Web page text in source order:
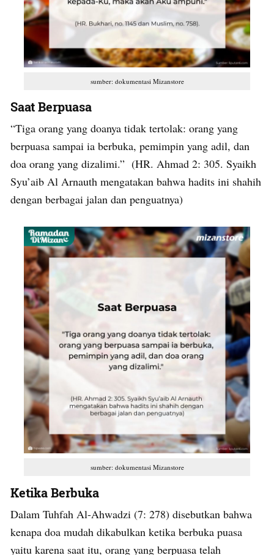
sumber: dokumentasi Mizanstore
Saat Berpuasa
“Tiga orang yang doanya tidak tertolak: orang yang
berpuasa sampai ia berbuka, pemimpin yang adil, dan
doa orang yang dizalimi.” (HR. Ahmad 2: 305. Syaikh
Syu’aib Al Arnauth mengatakan bahwa hadits ini shahih
dengan berbagai jalan dan penguatnya)
sumber: dokumentasi Mizanstore
Ketika Berbuka
Dalam Tuhfah Al-Ahwadzi (7: 278) disebutkan bahwa
kenapa doa mudah dikabulkan ketika berbuka puasa
yaitu karena saat itu, orang yang berpuasa telah